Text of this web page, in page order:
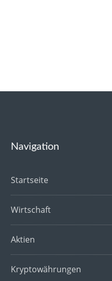
Navigation
Startseite
Wirtschaft
Aktien
Kryptowährungen